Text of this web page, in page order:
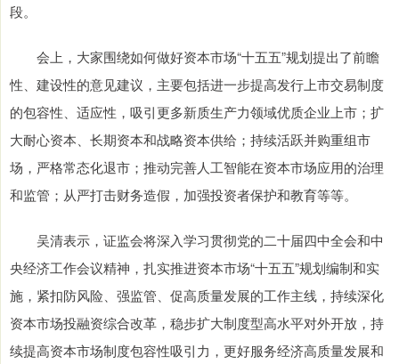
段。
会上，大家围绕如何做好资本市场“十五五”规划提出了前瞻
性、建设性的意见建议，主要包括进一步提高发行上市交易制度
的包容性、适应性，吸引更多新质生产力领域优质企业上市；扩
大耐心资本、长期资本和战略资本供给；持续活跃并购重组市
场，严格常态化退市；推动完善人工智能在资本市场应用的治理
和监管；从严打击财务造假，加强投资者保护和教育等等。
吴清表示，证监会将深入学习贯彻党的二十届四中全会和中
央经济工作会议精神，扎实推进资本市场“十五五”规划编制和实
施，紧扣防风险、强监管、促高质量发展的工作主线，持续深化
资本市场投融资综合改革，稳步扩大制度型高水平对外开放，持
续提高资本市场制度包容性吸引力，更好服务经济高质量发展和